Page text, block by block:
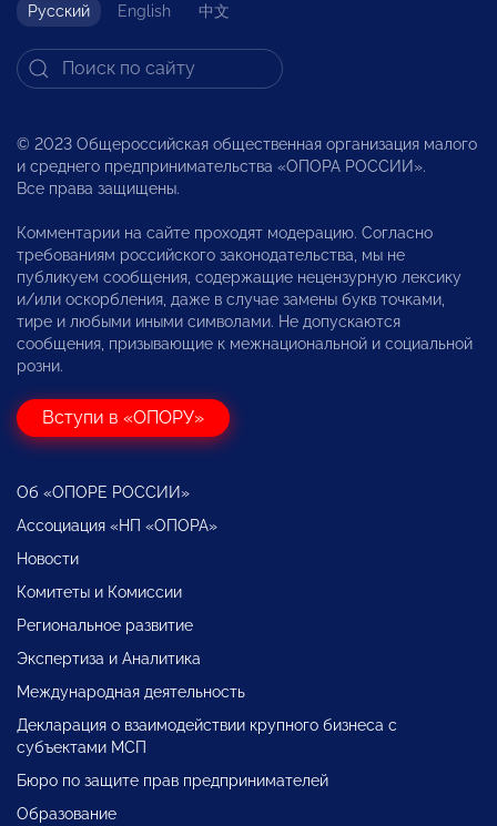
Русский English 中文
© 2023 Общероссийская общественная организация малого
и среднего предпринимательства «ОПОРА РОССИИ».
Все права защищены.
Комментарии на сайте проходят модерацию. Согласно
требованиям российского законодательства, мы не
публикуем сообщения, содержащие нецензурную лексику
и/или оскорбления, даже в случае замены букв точками,
тире и любыми иными символами. Не допускаются
сообщения, призывающие к межнациональной и социальной
розни.
Вступи в «ОПОРУ»
Об «ОПОРЕ РОССИИ»
Ассоциация «НП «ОПОРА»
Новости
Комитеты и Комиссии
Региональное развитие
Экспертиза и Аналитика
Международная деятельность
Декларация о взаимодействии крупного бизнеса с
субъектами МСП
Бюро по защите прав предпринимателей
Образование